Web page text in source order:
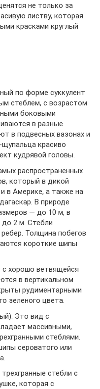
не только за
листву, которая
красками круглый
по форме суккулент
стеблем, с возрастом
боковыми
в разные
в подвесных вазонах и
красиво
кудрявой головы.
распространенных
который в дикой
в Америке, а также на
В природе
— до 10 м, в
2 м. Стебли
Толщина побегов
короткие шипы
хорошо ветвящейся
в вертикальном
рудиментарными
зеленого цвета.
Это вид с
массивными,
стеблями.
сероватого или
стебли с
которая с